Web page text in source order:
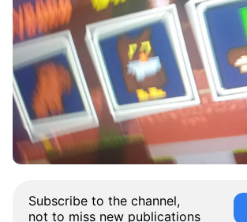
Subscribe to the channel,
not to miss new publications